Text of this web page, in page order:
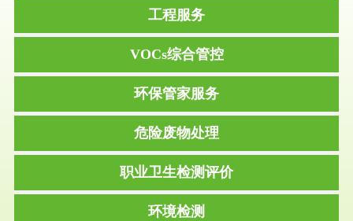
工程服务
VOCs综合管控
环保管家服务
危险废物处理
职业卫生检测评价
环境检测